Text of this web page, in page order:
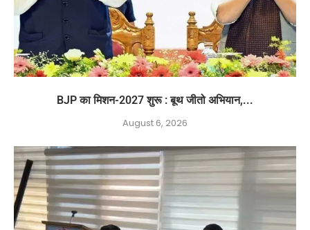
BJP का मिशन-2027 शुरू : बूथ जीतो अभियान,...
August 6, 2026